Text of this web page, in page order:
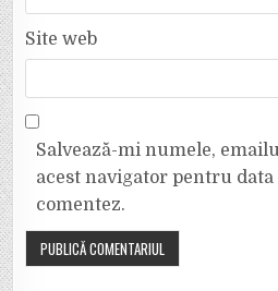
Site web
Salvează-mi numele,
acest navigator pentru data
comentez.